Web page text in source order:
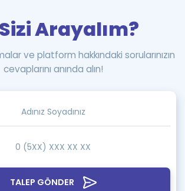
TALEP GÖNDER
Arayalım?
ve platform hakkındaki sorularınızın
cevaplarını anında alın!